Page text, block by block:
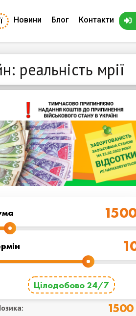
Новини Блог Контакти
реальність мрії
Цілодобово 24/7
1500